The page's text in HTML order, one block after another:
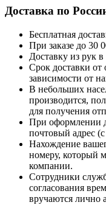
Доставка по
Бесплатная
При заказе до 30
Доставку из рук
Срок доставки от
зависимости от
В небольших
производится,
для получения
При оформлении
почтовый адрес
Нахождение
номеру, который
компании.
Сотрудники
согласования
вручаются лично